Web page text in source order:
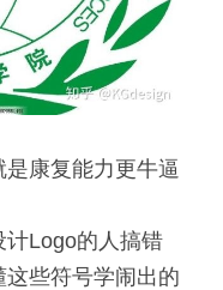
康复能力更牛逼
Logo的人搞错
些符号学闹出的